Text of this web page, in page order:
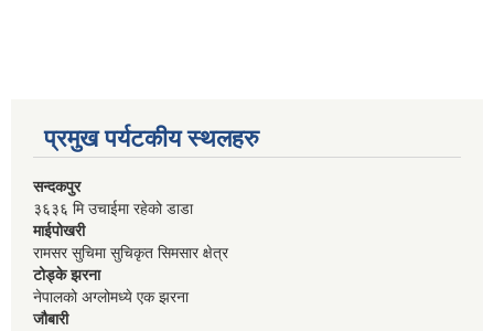
प्रमुख पर्यटकीय स्थलहरु
सन्दकपुर
३६३६ मि उचाईमा रहेको डाडा
माईपोखरी
रामसर सुचिमा सुचिकृत सिमसार क्षेत्र
टोड्के झरना
नेपालको अग्लोमध्ये एक झरना
जौबारी